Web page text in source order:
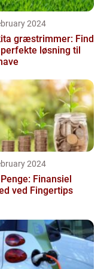
2024
græstrimmer: Find
løsning til
2024
Finansiel
ved Fingertips